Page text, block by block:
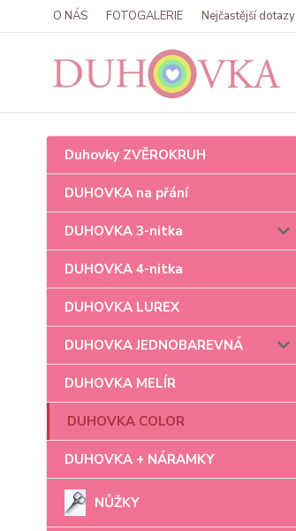
O NÁS FOTOGALERIE Nejčastější dotazy
Duhovky ZVĚROKRUH
DUHOVKA na přání
DUHOVKA 3-nitka
DUHOVKA 4-nitka
DUHOVKA LUREX
DUHOVKA JEDNOBAREVNÁ
DUHOVKA MELÍR
DUHOVKA COLOR
DUHOVKA + NÁRAMKY
NŮŽKY